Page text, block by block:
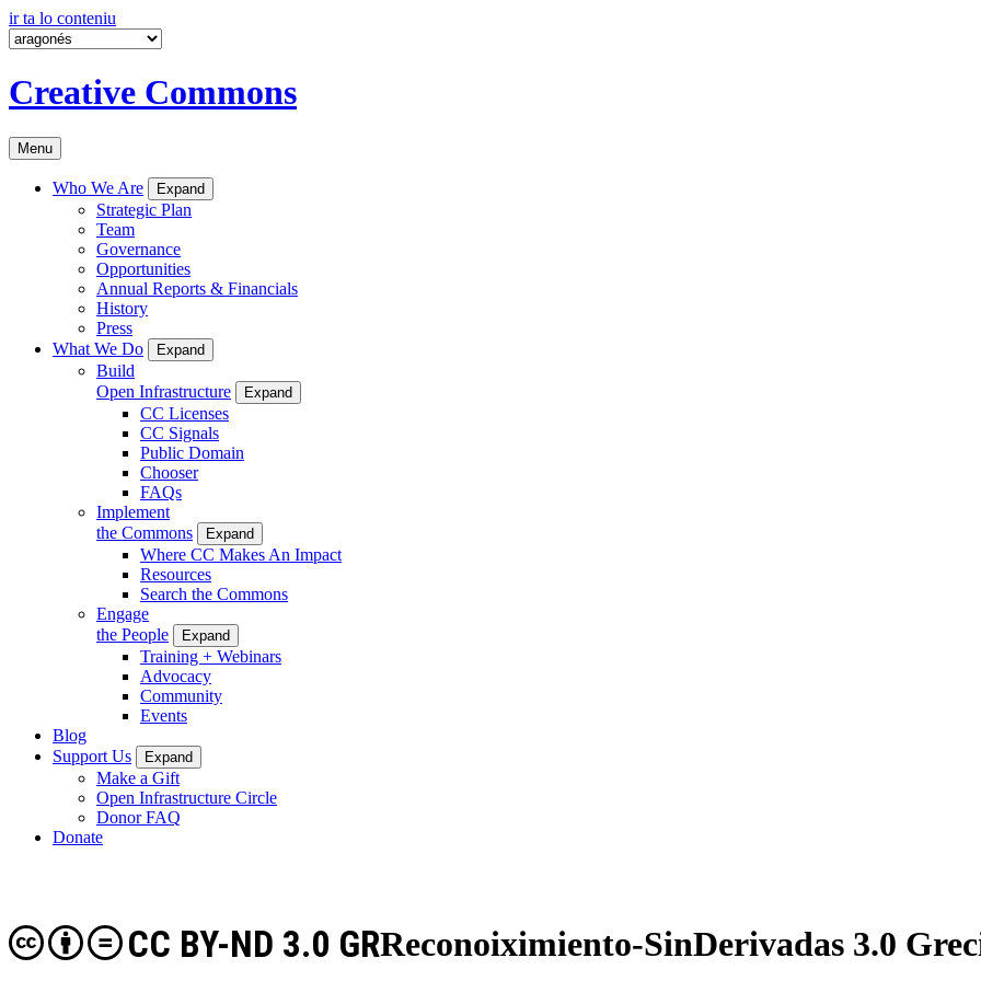
ir ta lo conteniu
Creative Commons
Menu
Who We Are Expand
Strategic Plan
Team
Governance
Opportunities
Annual Reports & Financials
History
Press
What We Do
Expand
Build
Open Infrastructure
Expand
CC Licenses
CC Signals
Public Domain
Chooser
FAQs
Implement
the Commons
Expand
Where CC Makes An Impact
Resources
Search the Commons
Engage
the People
Expand
Training + Webinars
Advocacy
Community
Events
Blog
Support Us
Expand
Make a Gift
Open Infrastructure Circle
Donor FAQ
Donate
Reconoiximiento-SinDerivadas 3.0
CC BY-ND 3.0 GR